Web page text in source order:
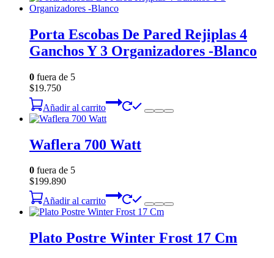
Porta Escobas De Pared Rejiplas 4
Ganchos Y 3 Organizadores -Blanco
0 fuera de 5
$19.750
Añadir al carrito
Waflera 700 Watt
0 fuera de 5
$199.890
Añadir al carrito
Plato Postre Winter Frost 17 Cm